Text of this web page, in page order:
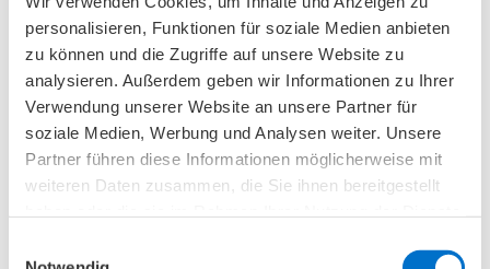
personalisieren, Funktionen für soziale Medien anbieten
zu können und die Zugriffe auf unsere Website zu
analysieren. Außerdem geben wir Informationen zu Ihrer
Verwendung unserer Website an unsere Partner für
soziale Medien, Werbung und Analysen weiter. Unsere
Partner führen diese Informationen möglicherweise mit
weiteren Daten zusammen, die Sie ihnen bereitgestellt
hätte verhindern können oder welche Ursachen
zur Deformität geführt haben.
Während die genaue Ursache oft unklar ist, gibt
es einige Faktoren, die bei Kindern zu
Fußfehlstellungen führen können:
Genetische Prädisposition:In einigen Fällen
liegt der Grund für eine Fußfehlstellung beim